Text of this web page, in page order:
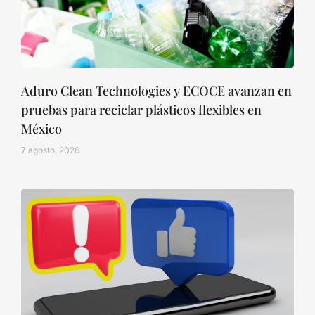
Aduro Clean Technologies y ECOCE avanzan en
pruebas para reciclar plásticos flexibles en
México
7 agosto, 2026